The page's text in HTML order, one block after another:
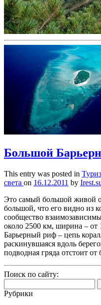
Большой
This entry was posted in
света on 16.12.2011 by
Это самый большой живой
большой, что его видно из
сообщество
около 2500 км, ширина –
Барьерный риф – цепь
раскинувшаяся вдоль
подводная гряда отстоит
Поиск по сайту:
Рубрики